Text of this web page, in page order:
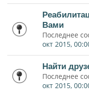
Вами
Последнее
окт 2015,
Найти
Последнее
окт 2015,